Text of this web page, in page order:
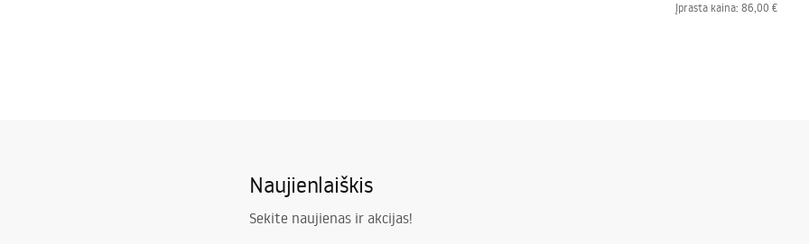
Įprasta kaina: 86,00 €
Naujienlaiškis
Sekite naujienas ir akcijas!